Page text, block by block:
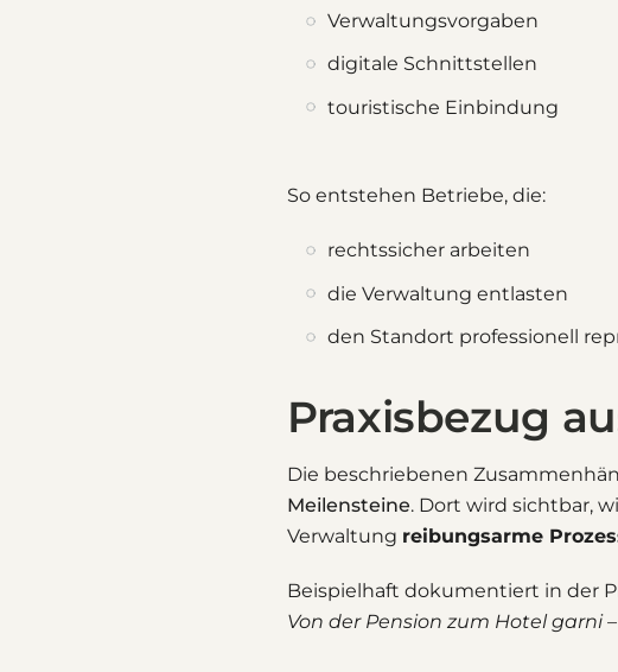
Verwaltungsvorgaben
digitale Schnittstellen
touristische Einbindung
So entstehen Betriebe, die:
rechtssicher arbeiten
die Verwaltung entlasten
den Standort professionell
Praxisbezug
Die beschriebenen
Meilensteine. Dort wird sichtbar,
Verwaltung reibungsarme
Beispielhaft dokumentiert in der
Von der Pension zum Hotel garni